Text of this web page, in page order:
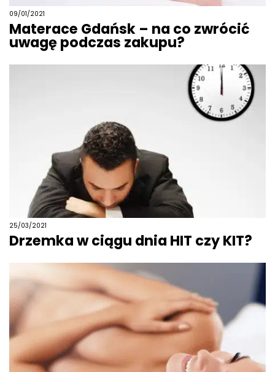
09/01/2021
Materace Gdańsk – na co zwrócić
uwagę podczas zakupu?
25/03/2021
Drzemka w ciągu dnia HIT czy KIT?